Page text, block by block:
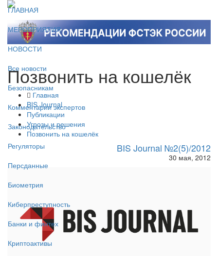
ГЛАВНАЯ
МЕРОПРИЯТИЯ
НОВОСТИ
Все новости
Безопасникам
Комментарии экспертов
Законодательство
Регуляторы
Персданные
Биометрия
Киберпреступность
Банки и финтех
Криптоактивы
Позвонить на кошелёк
Главная
BIS Journal
Публикации
Угрозы и решения
Позвонить на кошелёк
BIS Journal №2(5)/2012
30 мая, 2012